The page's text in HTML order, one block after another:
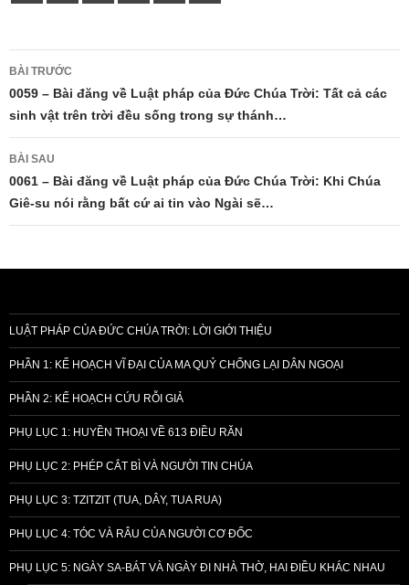
Điều
hướng
bài
viết
BÀI TRƯỚC
0059 – Bài đăng về Luật pháp của Đức Chúa Trời: Tất cả các
sinh vật trên trời đều sống trong sự thánh…
BÀI SAU
0061 – Bài đăng về Luật pháp của Đức Chúa Trời: Khi Chúa
Giê-su nói rằng bất cứ ai tin vào Ngài sẽ…
LUẬT PHÁP CỦA ĐỨC CHÚA TRỜI: LỜI GIỚI THIỆU
PHẦN 1: KẾ HOẠCH VĨ ĐẠI CỦA MA QUỶ CHỐNG LẠI DÂN NGOẠI
PHẦN 2: KẾ HOẠCH CỨU RỖI GIẢ
PHỤ LỤC 1: HUYỀN THOẠI VỀ 613 ĐIỀU RĂN
PHỤ LỤC 2: PHÉP CẮT BÌ VÀ NGƯỜI TIN CHÚA
PHỤ LỤC 3: TZITZIT (TUA, DÂY, TUA RUA)
PHỤ LỤC 4: TÓC VÀ RÂU CỦA NGƯỜI CƠ ĐỐC
PHỤ LỤC 5: NGÀY SA-BÁT VÀ NGÀY ĐI NHÀ THỜ, HAI ĐIỀU KHÁC NHAU